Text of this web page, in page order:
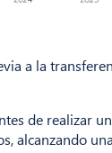
a la
de realizar
alcanzando